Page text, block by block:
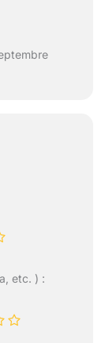
etc. ) :